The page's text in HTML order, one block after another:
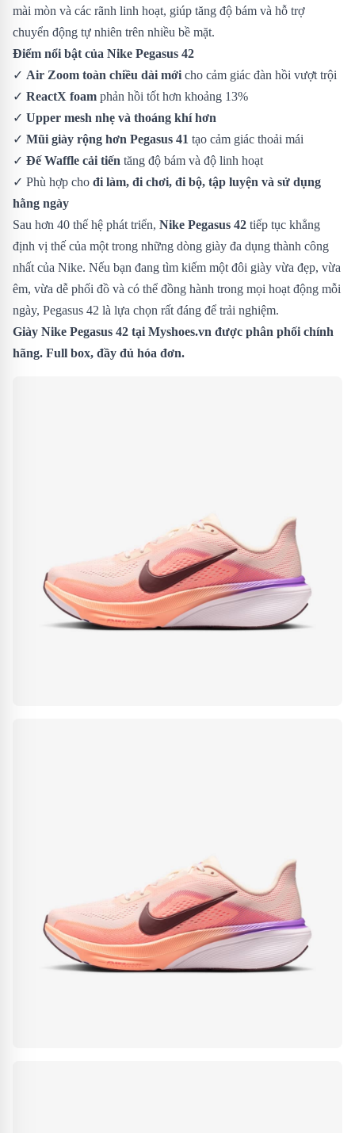
mài mòn và các rãnh linh hoạt, giúp tăng độ bám và hỗ trợ
chuyển động tự nhiên trên nhiều bề mặt.
Điểm nổi bật của Nike Pegasus 42
✓ Air Zoom toàn chiều dài mới cho cảm giác đàn hồi vượt trội
✓ ReactX foam phản hồi tốt hơn khoảng 13%
✓ Upper mesh nhẹ và thoáng khí hơn
✓ Mũi giày rộng hơn Pegasus 41 tạo cảm giác thoải mái
✓ Đế Waffle cải tiến tăng độ bám và độ linh hoạt
✓ Phù hợp cho đi làm, đi chơi, đi bộ, tập luyện và sử dụng
hằng ngày
Sau hơn 40 thế hệ phát triển, Nike Pegasus 42 tiếp tục khẳng
định vị thế của một trong những dòng giày đa dụng thành công
nhất của Nike. Nếu bạn đang tìm kiếm một đôi giày vừa đẹp, vừa
êm, vừa dễ phối đồ và có thể đồng hành trong mọi hoạt động mỗi
ngày, Pegasus 42 là lựa chọn rất đáng để trải nghiệm.
Giày Nike Pegasus 42 tại Myshoes.vn được phân phối chính
hãng. Full box, đầy đủ hóa đơn.